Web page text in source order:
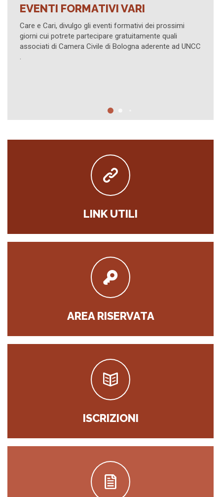
FORMATIVI VARI
e Cari, divulgo gli eventi formativi dei prossimi
cui potrete partecipare gratuitamente quali
di Camera Civile di Bologna aderente ad UNCC
LINK UTILI
AREA RISERVATA
ISCRIZIONI